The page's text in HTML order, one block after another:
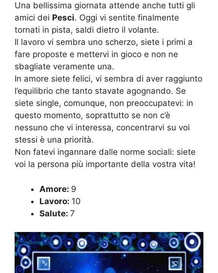
Una bellissima giornata attende anche tutti gli
amici dei Pesci. Oggi vi sentite finalmente
tornati in pista, saldi dietro il volante.
Il lavoro vi sembra uno scherzo, siete i primi a
fare proposte e mettervi in gioco e non ne
sbagliate veramente una.
In amore siete felici, vi sembra di aver raggiunto
l’equilibrio che tanto stavate agognando. Se
siete single, comunque, non preoccupatevi: in
questo momento, soprattutto se non c’è
nessuno che vi interessa, concentrarvi su voi
stessi è una priorità.
Non fatevi ingannare dalle norme sociali: siete
voi la persona più importante della vostra vita!
Amore: 9
Lavoro: 10
Salute: 7